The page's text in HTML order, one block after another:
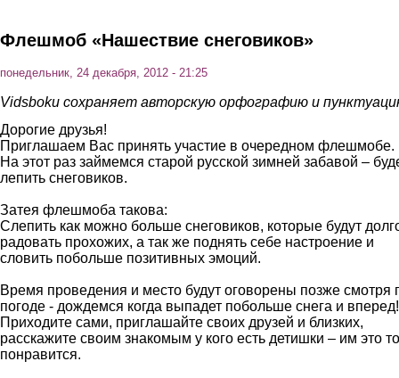
Флешмоб «Нашествие снеговиков»
понедельник, 24 декабря, 2012 - 21:25
Vidsboku сохраняет авторскую орфографию и
Дорогие друзья!
Приглашаем Вас принять участие в очередном флешмобе.
На этот раз займемся старой русской зимней забавой –
лепить снеговиков.
Затея флешмоба такова:
Слепить как можно больше снеговиков, которые будут
радовать прохожих, а так же поднять себе настроение и
словить побольше позитивных эмоций.
Время проведения и место будут оговорены позже смотря
погоде - дождемся когда выпадет побольше снега и вперед!
Приходите сами, приглашайте своих друзей и близких,
расскажите своим знакомым у кого есть детишки – им это
понравится.